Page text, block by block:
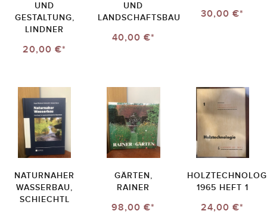
UND
GESTALTUNG,
LINDNER
20,00 €*
UND
LANDSCHAFTSBAU
40,00 €*
30,00 €*
NATURNAHER
WASSERBAU,
SCHIECHTL
GÄRTEN,
RAINER
98,00 €*
1965 HEFT 1
24,00 €*